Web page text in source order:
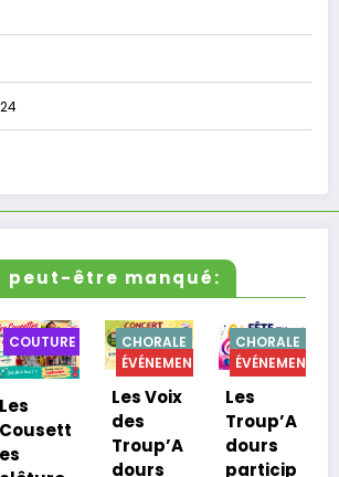
peut-être manqué:
CHORALE
ÉVÉNEMENTS
des
dours
CHORALE
ÉVÉNEMENTS
Les
dours
particip
CUISINE
atelier
cuisine
de la